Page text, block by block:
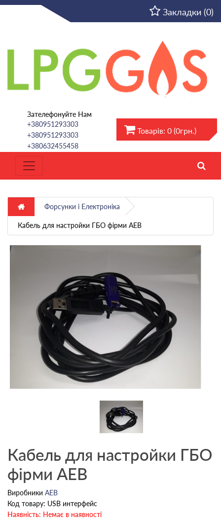
Закладки (0)
Зателефонуйте Нам
+380951293303
+380951293303
+380632455458
Товарів: 0 (0грн.)
Форсунки і Електроніка
Кабель для настройки ГБО фірми AEB
Кабель для настройки ГБО
фірми AEB
Виробники AEB
Код товару: USB интерфейс
Наявність: Немає в наявності